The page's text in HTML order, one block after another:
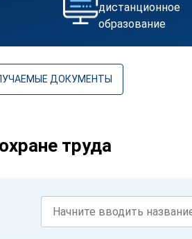
дистанционное
образование
ДОКУМЕНТЫ
труда